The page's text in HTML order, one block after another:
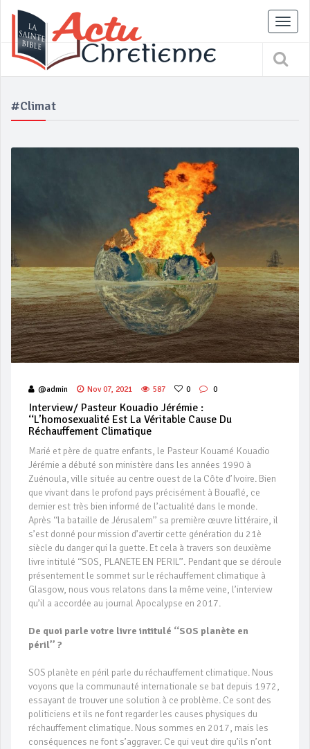
#climat
@admin Nov 07, 2021 587 0 0
Interview/ Pasteur Kouadio Jérémie :
‘‘L’homosexualité Est La Véritable Cause Du
Réchauffement Climatique
Marié et père de quatre enfants, le Pasteur Kouamé Kouadio
Jérémie a débuté son ministère dans les années 1990 à
Zuénoula, ville située au centre ouest de la Côte d’Ivoire. Bien
que vivant dans le profond pays précisément à Bouaflé, ce
dernier est très bien informé de l’actualité dans le monde.
Après ‘‘la bataille de Jérusalem’’ sa première œuvre littéraire, il
s’est donné pour mission d’avertir cette génération du 21è
siècle du danger qui la guette. Et cela à travers son deuxième
livre intitulé ‘‘SOS, PLANETE EN PERIL’’. Pendant que se déroule
présentement le sommet sur le réchauffement climatique à
Glasgow, nous vous relatons dans la même veine, l’interview
qu’il a accordée au journal Apocalypse en 2017.
De quoi parle votre livre intitulé ‘‘SOS planète en
péril’’ ?
SOS planète en péril parle du réchauffement climatique. Nous
voyons que la communauté internationale se bat depuis 1972,
essayant de trouver une solution à ce problème. Ce sont des
politiciens et ils ne font regarder les causes physiques du
réchauffement climatique. Nous sommes en 2017, mais les
conséquences ne font s’aggraver. Ce qui veut dire qu’ils n’ont